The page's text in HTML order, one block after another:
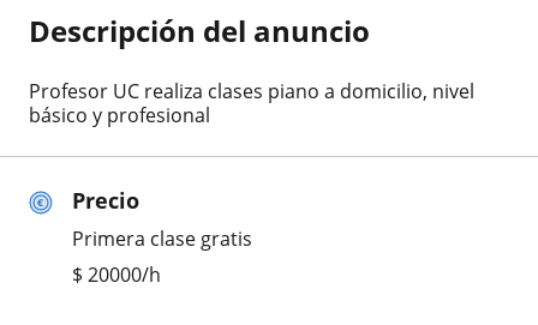
Precio
Primera clase gratis
$ 20000/h
Descripción del anuncio
Profesor UC realiza clases piano a domicilio, nivel
básico y profesional